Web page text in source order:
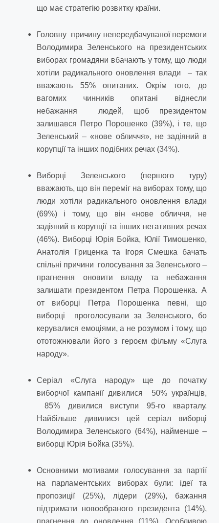
що має стратегію розвитку країни.
Головну причину непередбачуваної перемоги
Володимира Зеленського на президентських
виборах громадяни вбачають у тому, що люди
хотіли радикального оновлення влади – так
вважають 55% опитаних. Окрім того, до
вагомих чинників опитані віднесли
небажання людей, щоб президентом
залишався Петро Порошенко (39%), і те, що
Зеленський – «нове обличчя», не задіяний в
корупції та інших подібних речах (34%).
Виборці Зеленського (першого туру)
вважають, що він переміг на виборах тому, що
люди хотіли радикального оновлення влади
(69%) і тому, що він «нове обличчя, не
задіяний в корупції та інших негативних речах
(46%). Виборці Юрія Бойка, Юлії Тимошенко,
Анатолія Гриценка та Ігоря Смешка бачать
спільні причини голосування за Зеленського –
прагнення оновити владу та небажання
залишати президентом Петра Порошенка. А
от виборці Петра Порошенка певні, що
виборці проголосували за Зеленського, бо
керувалися емоціями, а не розумом і тому, що
ототожнювали його з героєм фільму «Слуга
народу».
Серіал «Слуга народу» ще до початку
виборчої кампанії дивилися 50% українців,
85% дивилися виступи 95-го кварталу.
Найбільше дивилися цей серіал виборці
Володимира Зеленського (64%), найменше –
виборці Юрія Бойка (35%).
Основними мотивами голосування за партії
на парламентських виборах були: ідеї та
пропозиції (25%), лідери (29%), бажання
підтримати новообраного президента (14%),
прагнення до оновлення (11%). Особливою